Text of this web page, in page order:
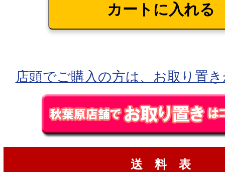
店頭でご購入の方は、お取り置
送 料 表